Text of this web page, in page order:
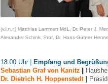
(v.l.n.r.) Matthias Lammert MdL, Dr. Peter J.
Alexander Schink, Prof. Dr. Hans-Günter
18.00 Uhr |
Empfang und
Sebastian Graf von Kanitz
Dr. Dietrich H. Hoppenstedt|